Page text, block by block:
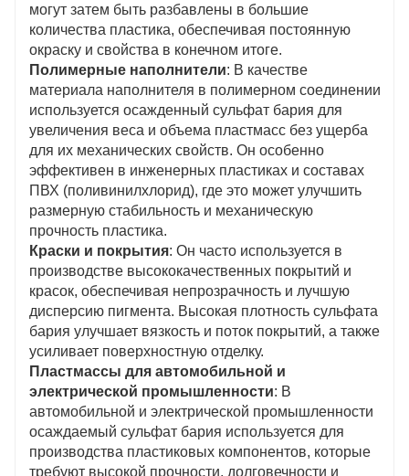
могут затем быть разбавлены в большие
количества пластика, обеспечивая постоянную
окраску и свойства в конечном итоге.
Полимерные наполнители: В качестве
материала наполнителя в полимерном соединении
используется осажденный сульфат бария для
увеличения веса и объема пластмасс без ущерба
для их механических свойств. Он особенно
эффективен в инженерных пластиках и составах
ПВХ (поливинилхлорид), где это может улучшить
размерную стабильность и механическую
прочность пластика.
Краски и покрытия: Он часто используется в
производстве высококачественных покрытий и
красок, обеспечивая непрозрачность и лучшую
дисперсию пигмента. Высокая плотность сульфата
бария улучшает вязкость и поток покрытий, а также
усиливает поверхностную отделку.
Пластмассы для автомобильной и
электрической промышленности: В
автомобильной и электрической промышленности
осаждаемый сульфат бария используется для
производства пластиковых компонентов, которые
требуют высокой прочности, долговечности и